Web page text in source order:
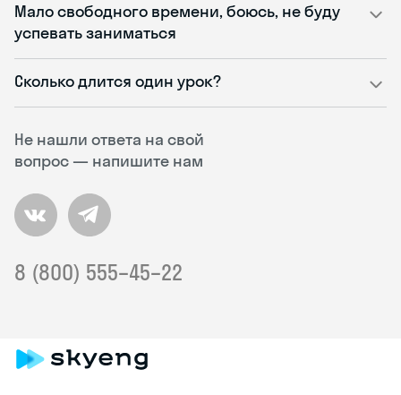
Не нашли ответа на свой
вопрос — напишите нам
8 (800) 555–45–22
Мало свободного времени, боюсь, не буду
успевать заниматься
Сколько длится один урок?